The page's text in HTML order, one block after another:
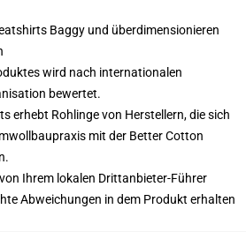
Baggy und überdimensionieren
wird nach internationalen
bewertet.
erhebt Rohlinge von Herstellern, die sich
mit der Better Cotton
Ihrem lokalen Drittanbieter-Führer
Abweichungen in dem Produkt erhalten